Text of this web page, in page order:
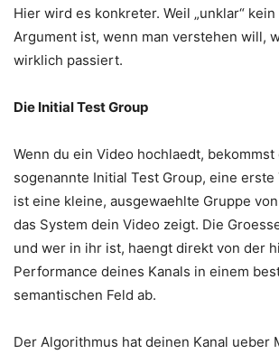
Hier wird es konkreter. Weil „unklar“
Argument ist, wenn man verstehen will,
wirklich passiert.
Die Initial Test Group
Wenn du ein Video hochlaedt, bekommst
sogenannte Initial Test Group, eine
ist eine kleine, ausgewaehlte Gruppe
das System dein Video zeigt. Die
und wer in ihr ist, haengt direkt von der
Performance deines Kanals in einem
semantischen Feld ab.
Der Algorithmus hat deinen Kanal ueber